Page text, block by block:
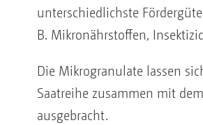
unterschiedlichste
B. Mikronährstoffen,
Die Mikrogranulate lassen
Saatreihe zusammen mit
ausgebracht.